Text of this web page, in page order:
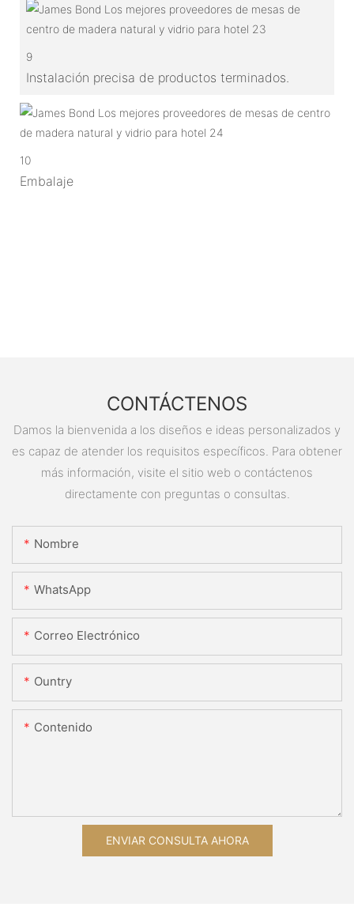
9
Instalación precisa de productos terminados.
10
Embalaje
CONTÁCTENOS
Damos la bienvenida a los diseños e ideas personalizados y
es capaz de atender los requisitos específicos. Para obtener
más información, visite el sitio web o contáctenos
directamente con preguntas o consultas.
Nombre
WhatsApp
Correo Electrónico
Ountry
Contenido
ENVIAR CONSULTA AHORA